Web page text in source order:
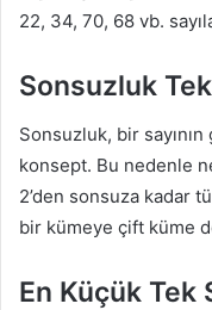
22, 34, 70, 68 vb.
Sonsuzluk
Sonsuzluk, bir
konsept. Bu nedenle
2’den sonsuza kadar
bir kümeye çift küme
En Küçük Tek